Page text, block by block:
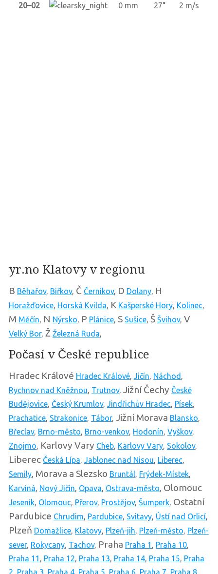
20–02
0 mm 27° 2 m/s
yr.no Klatovy v regionu
B Běhařov, Biřkov, Č Černíkov, D Dolany, H
Horažďovice, Horská Kvilda, K Kašperské Hory, Kolinec,
M Měčín, N Nýrsko, P Plánice, S Sušice, Š Švihov, V
Velký Bor, Ž Železná Ruda,
Počasí v České republice
Hradec Králové Hradec Králové, Jičín, Náchod ,
Rychnov nad Kněžnou, Trutnov, Jižní Čechy České
Budějovice, Český Krumlov, Jindřichův Hradec, Písek,
Prachatice, Strakonice, Tábor, Jižní Morava Blansko,
Břeclav, Brno-město, Brno-venkov, Hodonín, Vyškov,
Znojmo, Karlovy Vary Cheb, Karlovy Vary, Sokolov,
Liberec Česká Lípa, Jablonec nad Nisou, Liberec,
Semily, Morava a Slezsko Bruntál, Frýdek-Místek,
Karviná, Nový Jičín, Opava, Ostrava-město, Olomouc
Jeseník, Olomouc, Přerov, Prostějov, Šumperk, Ostatní
Pardubice Chrudim, Pardubice, Svitavy, Ústí nad Orlicí,
Plzeň Domažlice, Klatovy, Plzeň-jih, Plzeň-město, Plzeň-
sever, Rokycany, Tachov, Praha Praha 1 , Praha 10,
Praha 11 , Praha 12, Praha 13, Praha 14, Praha 15, Praha
2 Praha 3 Praha 4, Praha 5 Praha 6 Praha 7 Praha 8,